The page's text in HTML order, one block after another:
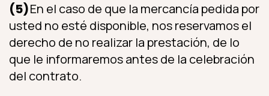
(5)En el caso de que la mercancía pedida por
usted no esté disponible, nos reservamos el
derecho de no realizar la prestación, de lo
que le informaremos antes de la celebración
del contrato.